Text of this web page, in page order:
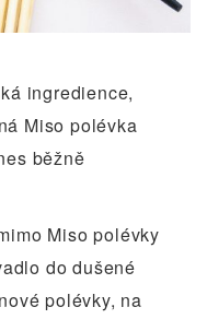
ingredience,
Miso polévka
běžně
Miso polévky
do dušené
polévky, na